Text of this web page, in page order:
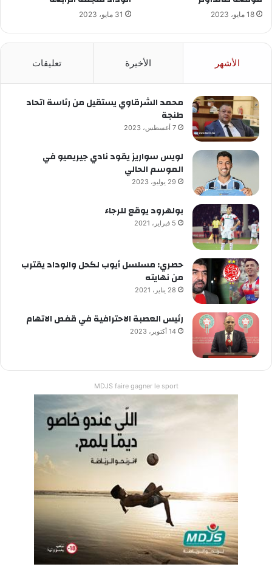
18 مايو، 2023 31 مايو، 2023
الأشهر الأخيرة تعليقات
محمد الشرقاوي يستقيل من رئاسة اتحاد
طنجة
7 أغسطس، 2023
لويس سواريز يقود نادي جيريميو في
الموسم الحالي
29 يوليو، 2023
بولهرود يوقع للرجاء
5 فبراير، 2021
حصري: مسلسل أيوب لكحل والوداد يقترب
من نهايته
28 يناير، 2021
رئيس العصبة الاحترافية في قفص الاتهام
14 أكتوبر، 2023
MDJS faire gagner le sport